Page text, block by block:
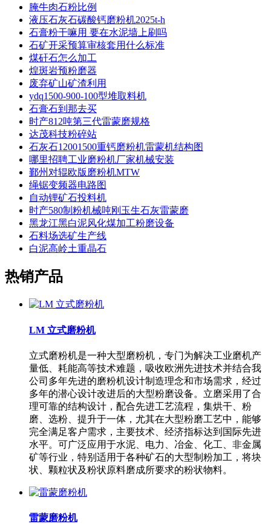
腌牛肉石粉比例
液压石灰石碳酸钙磨粉机2025t-h
石膏粉干嘛用 要在水泥墙上刷吗
石矿开采预算审核套用什么标准
煤矸石怎么加工
煌斑岩预粉磨器
废弃矿山矿渣利用
ydq1500-900-100型堆取料机
石膏石到那去买
时产812吨第三代雷蒙磨规格
达茂科技粉碎站
石灰石12001500重钙磨粉机雷蒙机结构图
哪里招聘工业磨粉机厂家机械安装
鄞州对辊欧版磨粉机MTW
绳锯变频器电路图
自动锂矿石投料机
时产580制粉机械吨刚玉生石灰雷蒙磨
黑龙江黑白泥风化煤加工粉磨设备
石料场选矿生产线
白泥高岭土重晶石
热销产品
LM 立式磨粉机
立式磨粉机是一种大型磨粉机，专门为解决工业磨机产
量低、耗能高等技术难题，吸收欧洲先进技术并结合我
公司多年先进的磨粉机设计制造理念和市场需求，经过
多年的潜心设计改进后的大型粉磨设备。立磨采用了合
理可靠的结构设计，配合先进工艺流程，集烘干、粉
磨、选粉、提升于一体，尤其在大型粉磨工艺中，能够
完全满足客户需求，主要技术、经济指标达到国际先进
水平。可广泛应用于水泥、电力、冶金、化工、非金属
矿等行业，特别适用于各种矿石的大型制粉加工，将块
状、颗粒状及粉状原料磨成所要求的粉状物料。
雷蒙磨粉机